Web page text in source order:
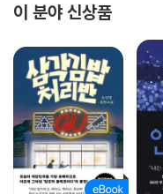
이 분야 신상품